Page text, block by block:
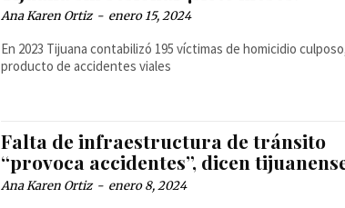
Ana Karen Ortiz - enero 15, 2024
En 2023 Tijuana contabilizó 195 víctimas de homicidio
producto de accidentes viales
Falta de infraestructura de tránsito
“provoca accidentes”, dicen
Ana Karen Ortiz - enero 8, 2024